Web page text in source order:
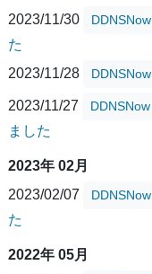
2023/11/30
DDNSNow
た
2023/11/28
DDNSNow
2023/11/27 DDNSNow
ました
2023年 02月
2023/02/07
DDNSNow
た
2022年 05月